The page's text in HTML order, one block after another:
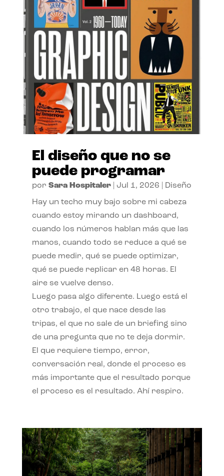
El diseño que no se
puede programar
por Sara Hospitaler| Jul 1, 2026 Diseño
Hay un techo muy bajo sobre mi cabeza
cuando estoy mirando un dashboard,
cuando los números hablan más que las
manos, cuando todo se reduce a qué se
puede medir, qué se puede optimizar,
qué se puede replicar en 48 horas. El
aire se vuelve denso.
Luego pasa algo diferente. Luego está el
otro trabajo, el que nace desde las
tripas, el que no sale de un briefing sino
de una pregunta que no te deja dormir.
El que requiere tiempo, error,
conversación real, donde el proceso es
más importante que el resultado porque
el proceso es el resultado. Ahí respiro.